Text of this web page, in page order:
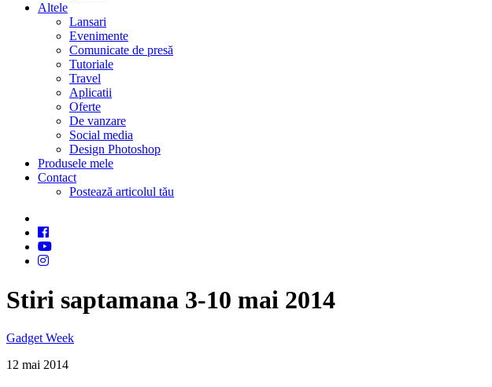
Altele
Lansari
Evenimente
Comunicate de presă
Tutoriale
Travel
Aplicatii
Oferte
De vanzare
Social media
Design Photoshop
Produsele mele
Contact
Postează articolul tău
Stiri saptamana 3-10 mai 2014
Gadget Week
12 mai 2014